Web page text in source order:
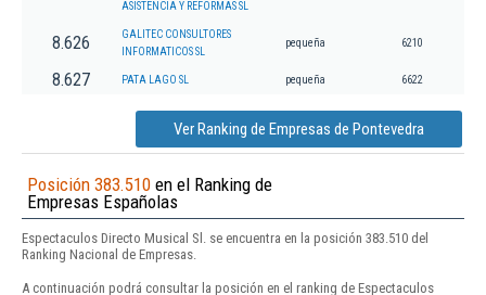
ASISTENCIA Y REFORMAS SL
8.626
GALITEC CONSULTORES
INFORMATICOS SL
pequeña 6210
8.627 PATA LAGO SL pequeña 6622
Ver Ranking de Empresas de Pontevedra
Posición 383.510 en el Ranking de
Empresas Españolas
Espectaculos Directo Musical Sl. se encuentra en la posición 383.510 del
Ranking Nacional de Empresas.
A continuación podrá consultar la posición en el ranking de Espectaculos